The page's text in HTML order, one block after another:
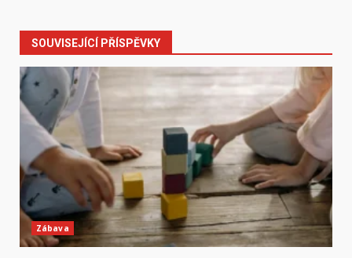
SOUVISEJÍCÍ PŘÍSPĚVKY
Zábava